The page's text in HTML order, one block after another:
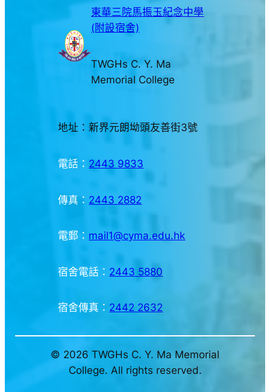
東華三院馬振玉紀念中學
(附設宿舍)
TWGHs C. Y. Ma
Memorial College
地址：新界元朗坳頭友善街3號
電話： 2443 9833
傳真： 2443 2882
電郵： mail1@cyma.edu.hk
宿舍電話： 2443 5880
宿舍傳真： 2442 2632
© 2026 TWGHs C. Y. Ma Memorial
College. All rights reserved.